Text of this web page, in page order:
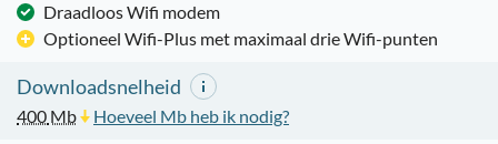
Draadloos Wifi modem
Optioneel Wifi-Plus met maximaal drie Wifi-punten
Downloadsnelheid
400 Mb Hoeveel Mb heb ik nodig?